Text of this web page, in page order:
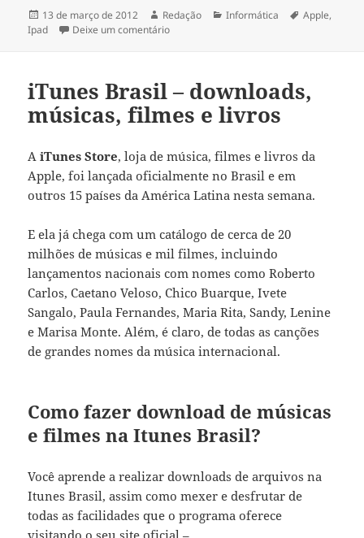
Publicado
em
13 de março de 2012 Autor
Redação Categorias
Informática Tags
Apple,
Ipad
Deixe um comentárioem Novo iPad 3: preço, o que é, fotos e
iTunes Brasil – downloads,
músicas, filmes e livros
AiTunes Store, loja de música, filmes e livros da
Apple, foi lançada oficialmente no Brasil e em
outros 15 países da América Latina nesta semana.
E ela já chega com um catálogo de cerca de 20
milhões de músicas e mil filmes, incluindo
lançamentos nacionais com nomes como Roberto
Carlos, Caetano Veloso, Chico Buarque, Ivete
Sangalo, Paula Fernandes, Maria Rita, Sandy, Lenine
e Marisa Monte. Além, é claro, de todas as canções
de grandes nomes da música internacional.
Como fazer download de músicas
e filmes na Itunes Brasil?
Você aprende a realizar downloads de arquivos na
Itunes Brasil, assim como mexer e desfrutar de
todas as facilidades que o programa oferece